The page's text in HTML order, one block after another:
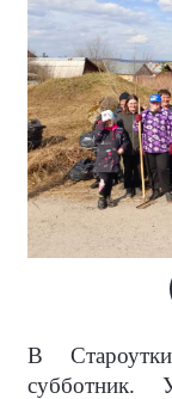
В
субботник.